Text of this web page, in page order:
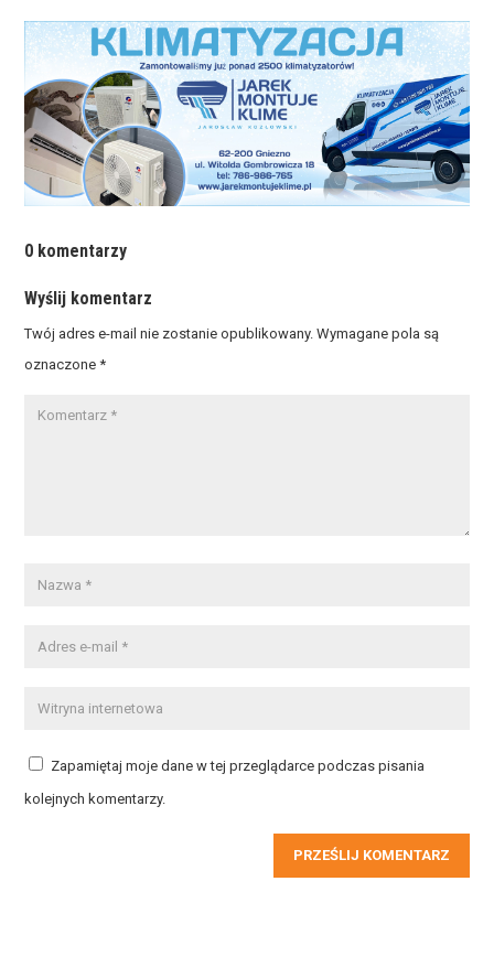
0 komentarzy
Wyślij komentarz
Twój adres e-mail nie zostanie opublikowany. Wymagane pola są
oznaczone*
Zapamiętaj moje dane w tej przeglądarce podczas pisania
kolejnych komentarzy.
PRZEŚLIJ KOMENTARZ